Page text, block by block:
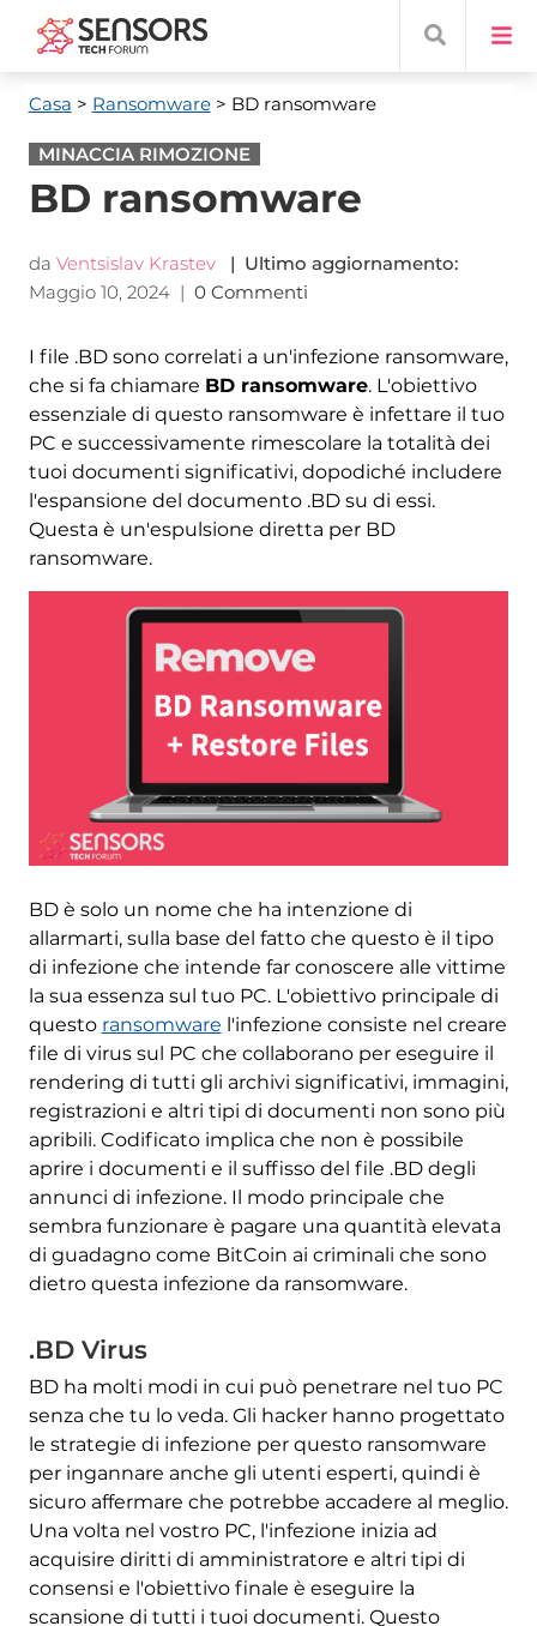
Casa > Ransomware> BD ransomware
MINACCIA RIMOZIONE
BD ransomware
da Ventsislav Krastev
| Ultimo aggiornamento:
Maggio 10, 2024| 0 Commenti
I file .BD sono correlati a un'infezione ransomware,
che si fa chiamare BD ransomware. L'obiettivo
essenziale di questo ransomware è infettare il tuo
PC e successivamente rimescolare la totalità dei
tuoi documenti significativi, dopodiché includere
l'espansione del documento .BD su di essi.
Questa è un'espulsione diretta per BD
ransomware.
BD è solo un nome che ha intenzione di
allarmarti, sulla base del fatto che questo è il tipo
di infezione che intende far conoscere alle vittime
la sua essenza sul tuo PC. L'obiettivo principale di
questo ransomware l'infezione consiste nel creare
file di virus sul PC che collaborano per eseguire il
rendering di tutti gli archivi significativi, immagini,
registrazioni e altri tipi di documenti non sono più
apribili. Codificato implica che non è possibile
aprire i documenti e il suffisso del file .BD degli
annunci di infezione. Il modo principale che
sembra funzionare è pagare una quantità elevata
di guadagno come BitCoin ai criminali che sono
dietro questa infezione da ransomware.
.BD Virus
BD ha molti modi in cui può penetrare nel tuo PC
senza che tu lo veda. Gli hacker hanno progettato
le strategie di infezione per questo ransomware
per ingannare anche gli utenti esperti, quindi è
sicuro affermare che potrebbe accadere al meglio.
Una volta nel vostro PC, l'infezione inizia ad
acquisire diritti di amministratore e altri tipi di
consensi e l'obiettivo finale è eseguire la
scansione di tutti i tuoi documenti. Questo